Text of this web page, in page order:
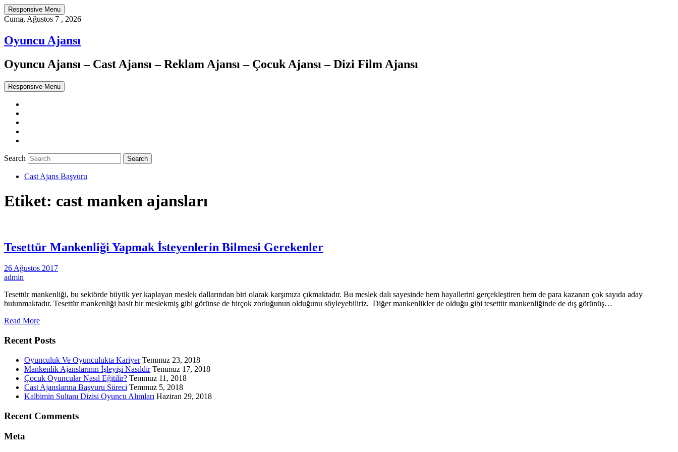
Responsive Menu
Cuma, Ağustos 7 , 2026
Oyuncu Ajansı
Oyuncu Ajansı – Cast Ajansı – Reklam Ajansı – Çocuk Ajansı – Dizi Film Ajansı
Responsive Menu
Search
Cast Ajans Başvuru
Etiket: cast manken ajansları
Tesettür Mankenliği Yapmak İsteyenlerin Bilmesi Gerekenler
26 Ağustos 2017
admin
Tesettür mankenliği, bu sektörde büyük yer kaplayan meslek dallarından biri olarak karşımıza çıkmaktadır. Bu meslek dalı sayesinde hem hayallerini gerçekleştiren hem de para kazanan çok sayıda aday
bulunmaktadır. Tesettür mankenliği basit bir meslekmiş gibi görünse de birçok zorluğunun olduğunu söyleyebiliriz. Diğer mankenlikler de olduğu gibi tesettür mankenliğinde de dış görünüş…
Read More
Recent Posts
Oyunculuk Ve Oyunculukta Kariyer Temmuz 23, 2018
Mankenlik Ajanslarının İşleyişi Nasıldır Temmuz 17, 2018
Çocuk Oyuncular Nasıl Eğitilir? Temmuz 11, 2018
Cast Ajanslarına Başvuru Süreci Temmuz 5, 2018
Kalbimin Sultanı Dizisi Oyuncu Alımları Haziran 29, 2018
Recent Comments
Meta